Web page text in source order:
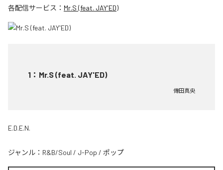
各配信サービス： Mr.S (feat. JAY'ED)
1 ： Mr.S (feat. JAY'ED)
傳田真央
E.D.E.N.
ジャンル： R&B/Soul / J-Pop / ポップ